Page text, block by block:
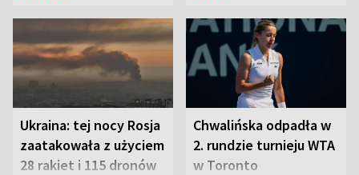
Ukraina: tej nocy Rosja
zaatakowała z użyciem
28 rakiet i 115 dronów
Chwalińska odpadła w
2. rundzie turnieju WTA
w Toronto